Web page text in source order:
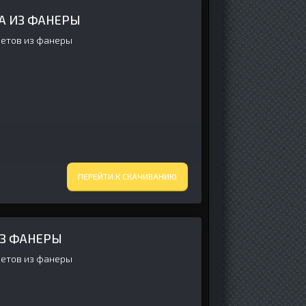
ИЗ ФАНЕРЫ
из фанеры
ПЕРЕЙТИ К СКАЧИВАНИЮ
ФАНЕРЫ
из фанеры